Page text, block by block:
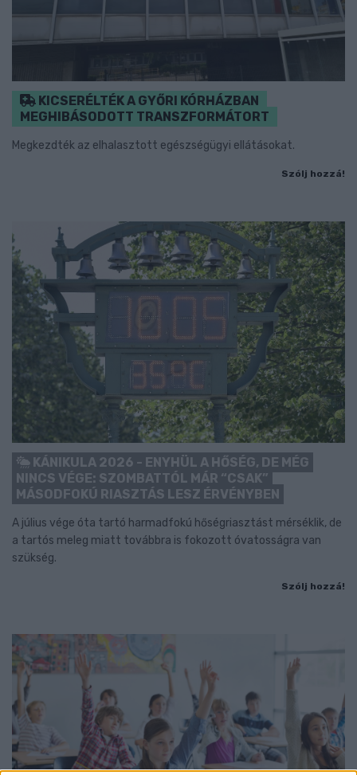
KICSERÉLTÉK A GYŐRI KÓRHÁZBAN
MEGHIBÁSODOTT TRANSZFORMÁTORT
Megkezdték az elhalasztott egészségügyi ellátásokat.
Szólj hozzá!
KÁNIKULA 2026 - ENYHÜL A HŐSÉG, DE MÉG
NINCS VÉGE: SZOMBATTÓL MÁR “CSAK”
MÁSODFOKÚ RIASZTÁS LESZ ÉRVÉNYBEN
A július vége óta tartó harmadfokú hőségriasztást mérséklik, de
a tartós meleg miatt továbbra is fokozott óvatosságra van
szükség.
Szólj hozzá!